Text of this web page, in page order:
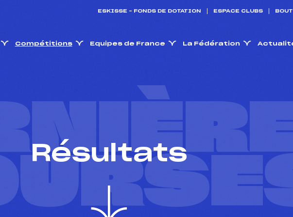
ESKISSE – FONDS DE DOTATION ESPACE CLUBS
Compétitions Equipes de France La Fédération
Résultats